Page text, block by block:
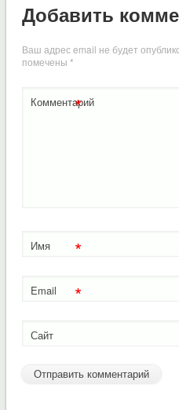
Добавить
Ваш адрес email не будет
помечены *
Комментарий
*
Имя *
Email *
Сайт